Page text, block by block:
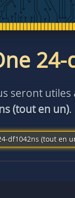
seront
(tout en un).
df1042ns (tout en